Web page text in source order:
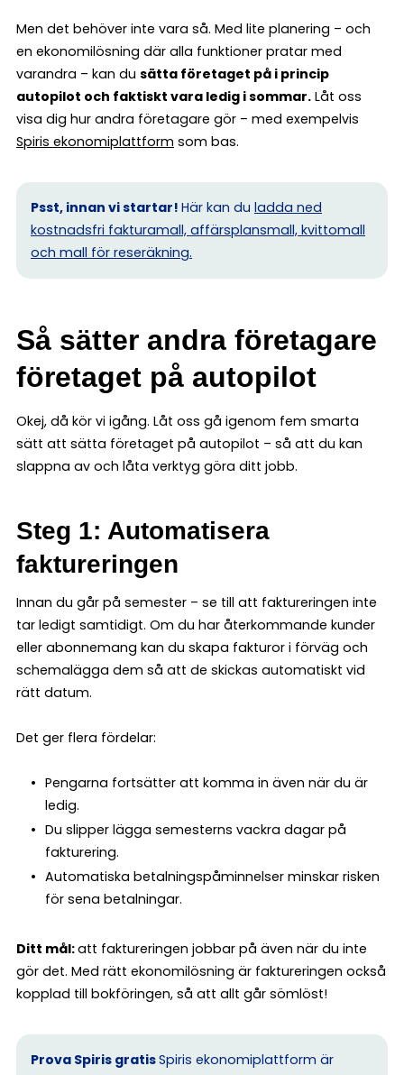
Men det behöver inte vara så. Med lite planering – och
en ekonomilösning där alla funktioner pratar med
varandra – kan du sätta företaget på i princip
autopilot och faktiskt vara ledig i sommar. Låt oss
visa dig hur andra företagare gör – med exempelvis
Spiris ekonomiplattform som bas.
Psst, innan vi startar! Här kan du ladda ned
kostnadsfri fakturamall, affärsplansmall, kvittomall
och mall för reseräkning.
Så sätter andra företagare
företaget på autopilot
Okej, då kör vi igång. Låt oss gå igenom fem smarta
sätt att sätta företaget på autopilot – så att du kan
slappna av och låta verktyg göra ditt jobb.
Steg 1: Automatisera
faktureringen
Innan du går på semester – se till att faktureringen inte
tar ledigt samtidigt. Om du har återkommande kunder
eller abonnemang kan du skapa fakturor i förväg och
schemalägga dem så att de skickas automatiskt vid
rätt datum.
Det ger flera fördelar:
Pengarna fortsätter att komma in även när du är
ledig.
Du slipper lägga semesterns vackra dagar på
fakturering.
Automatiska betalningspåminnelser minskar risken
för sena betalningar.
Ditt mål:att faktureringen jobbar på även när du inte
gör det. Med rätt ekonomilösning är faktureringen också
kopplad till bokföringen, så att allt går sömlöst!
Prova Spiris gratisSpiris ekonomiplattform är